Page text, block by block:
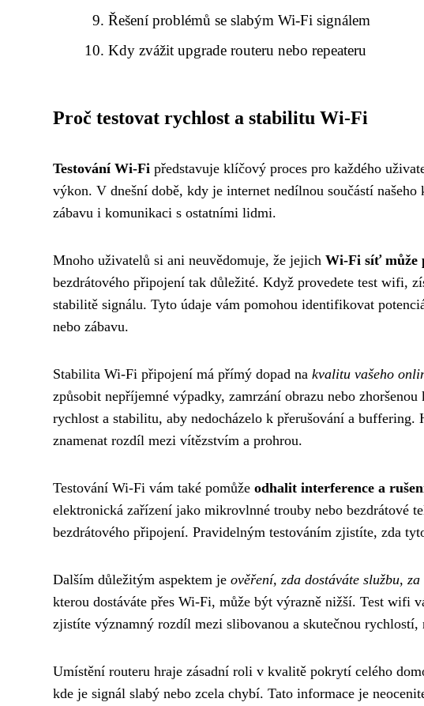
Řešení problémů se slabým Wi-Fi signálem
Kdy zvážit upgrade routeru nebo repeateru
Proč testovat rychlost a stabilitu Wi-Fi
Testování Wi-Fi představuje klíčový proces pro každého
výkon. V dnešní době, kdy je internet nedílnou součástí
zábavu i komunikaci s ostatními lidmi.
Mnoho uživatelů si ani neuvědomuje, že jejich Wi-Fi síť může
bezdrátového připojení tak důležité. Když provedete test wifi,
stabilitě signálu. Tyto údaje vám pomohou identifikovat
nebo zábavu.
Stabilita Wi-Fi připojení má přímý dopad na kvalitu vašeho
způsobit nepříjemné výpadky, zamrzání obrazu nebo
rychlost a stabilitu, aby nedocházelo k přerušování a
znamenat rozdíl mezi vítězstvím a prohrou.
Testování Wi-Fi vám také pomůže odhalit interference a
elektronická zařízení jako mikrovlnné trouby nebo bezdrátové
bezdrátového připojení. Pravidelným testováním zjistíte, zda
Dalším důležitým aspektem je ověření, zda dostáváte službu,
kterou dostáváte přes Wi-Fi, může být výrazně nižší. Test wifi
zjistíte významný rozdíl mezi slibovanou a skutečnou
Umístění routeru hraje zásadní roli v kvalitě pokrytí celého
kde je signál slabý nebo zcela chybí. Tato informace je